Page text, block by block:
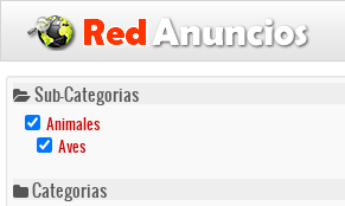
Pasar
contenido
principal
Sub-Categorias
Remove
Animales
Filter
Animales
Remove
Aves
Aves
Categorias